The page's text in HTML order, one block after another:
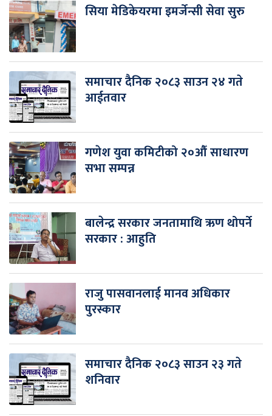
सिया मेडिकेयरमा इमर्जेन्सी सेवा सुरु
समाचार दैनिक २०८३ साउन २४ गते
आईतवार
गणेश युवा कमिटीको २०औँ साधारण
सभा सम्पन्न
बालेन्द्र सरकार जनतामाथि ऋण थोपर्ने
सरकार : आहुति
राजु पासवानलाई मानव अधिकार
पुरस्कार
समाचार दैनिक २०८३ साउन २३ गते
शनिवार